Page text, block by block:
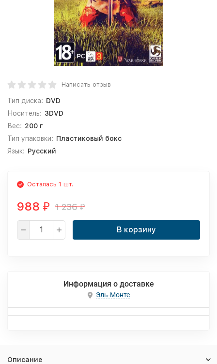
Написать отзыв
Тип диска: DVD
Носитель: 3DVD
Вес: 200 г
Тип упаковки: Пластиковый бокс
Язык: Русский
Осталась 1 шт.
988 ₽ 1 236₽
В корзину
Информация о доставке
Эль-Монте
Описание